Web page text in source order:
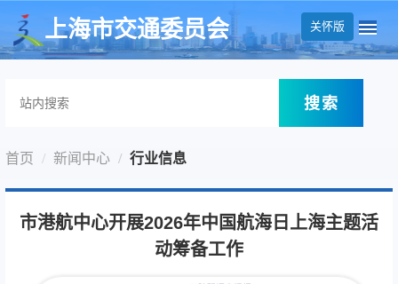
关怀版
搜索
上海市交通委员会
首页 新闻中心 行业信息
市港航中心开展2026年中国航海日上海主题活
动筹备工作